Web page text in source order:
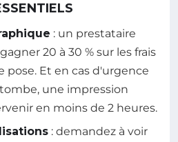
: un prestataire
20 à 30 % sur les frais
pose. Et en cas d'urgence
une impression
en moins de 2 heures.
: demandez à voir